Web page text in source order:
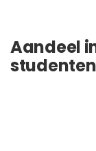
Aandeel